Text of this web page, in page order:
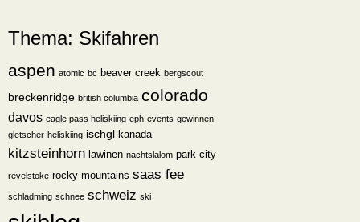
Thema: Skifahren
aspen atomic bc beaver creek bergscout
breckenridge british columbia colorado
davos eagle pass heliskiing eph events gewinnen
gletscher heliskiing ischgl kanada
kitzsteinhorn lawinen nachtslalom park city
revelstoke rocky mountains saas fee
schladming schnee schweiz ski